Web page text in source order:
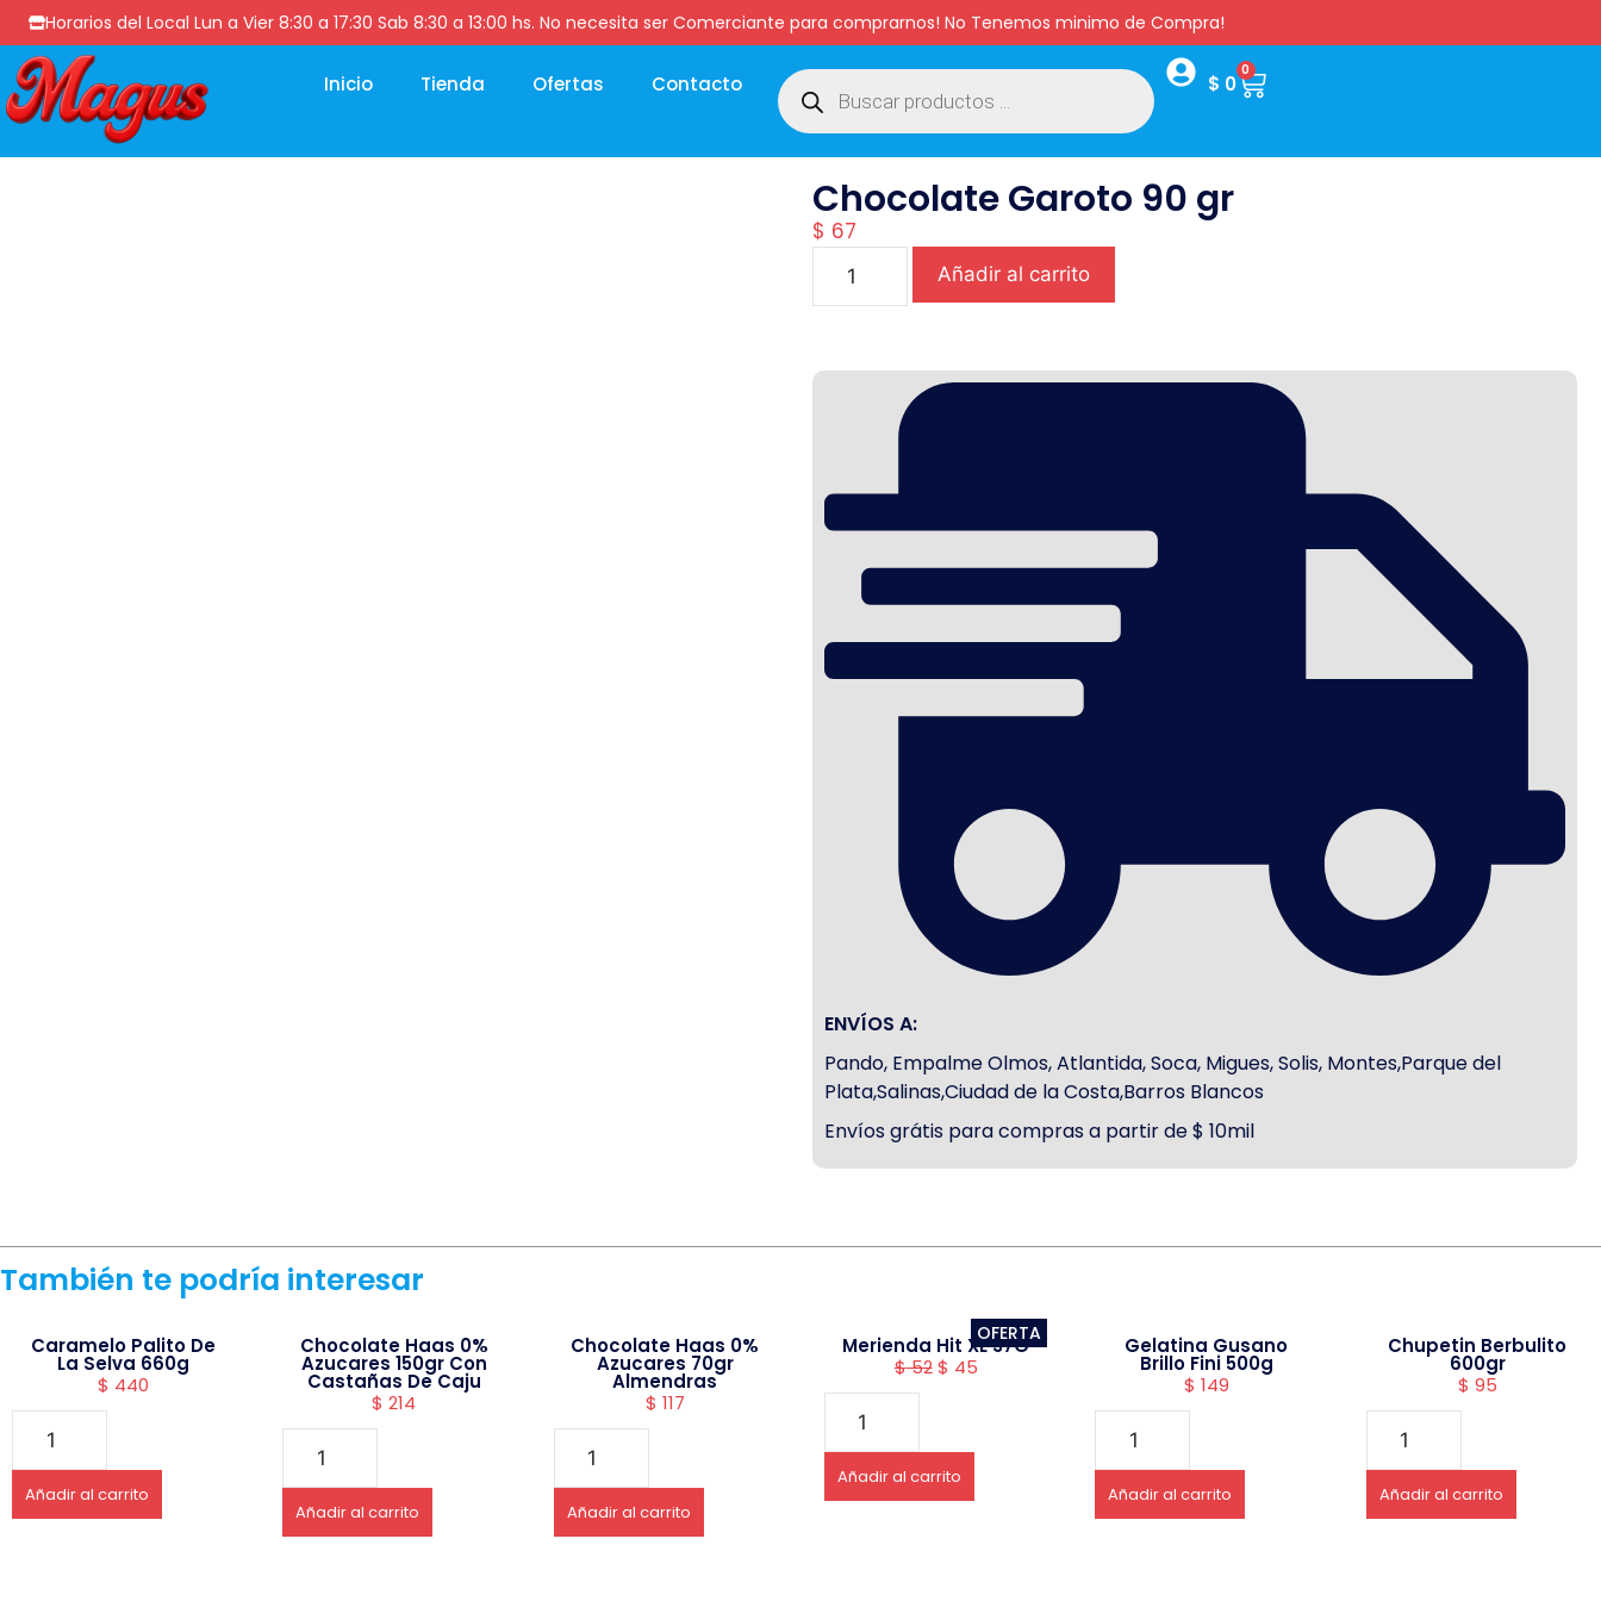
Horarios del Local Lun a Vier 8:30 a 17:30 Sab 8:30 a 13:00 hs. No necesita ser Comerciante para comprarnos! No Tenemos minimo de Compra!
Inicio Tienda Ofertas Contacto $ 0
0
Chocolate Garoto 90 gr
$ 67
Añadir al carrito
ENVÍOS A:
Pando, Empalme Olmos, Atlantida, Soca, Migues, Solis, Montes,Parque del
Plata,Salinas,Ciudad de la Costa,Barros Blancos
Envíos grátis para compras a partir de $ 10mil
También te podría interesar
Caramelo Palito De
La Selva 660g
$ 440
Añadir al carrito
Chocolate Haas 0%
Azucares 150gr Con
Castañas De Caju
$ 214
Añadir al carrito
Chocolate Haas 0%
Azucares 70gr
Almendras
$ 117
Añadir al carrito
OFERTA
Merienda Hit XL 37G
$52 $ 45
Añadir al carrito
Gelatina Gusano
Brillo Fini 500g
$ 149
Añadir al carrito
Chupetin Berbulito
600gr
$ 95
Añadir al carrito